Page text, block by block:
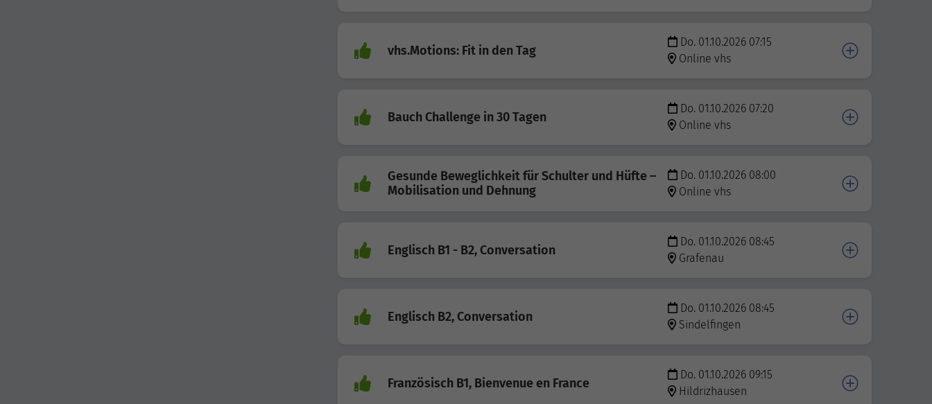
vhs.Motions: Fit in den Tag
Do. 01.10.2026 07:15
Online vhs
Bauch Challenge in 30 Tagen
Do. 01.10.2026 07:20
Online vhs
Gesunde Beweglichkeit für Schulter und Hüfte –
Mobilisation und Dehnung
Do. 01.10.2026 08:00
Online vhs
Englisch B1 - B2, Conversation
Do. 01.10.2026 08:45
Grafenau
Englisch B2, Conversation
Do. 01.10.2026 08:45
Sindelfingen
Französisch B1, Bienvenue en France
Do. 01.10.2026 09:15
Hildrizhausen